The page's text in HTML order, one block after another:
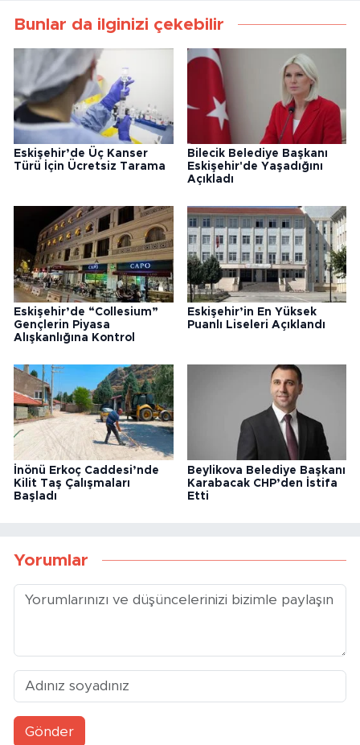
Bunlar da ilginizi çekebilir
Eskişehir’de Üç Kanser
Türü İçin Ücretsiz Tarama
Bilecik Belediye Başkanı
Eskişehir'de Yaşadığını
Açıkladı
Eskişehir’de “Collesium”
Gençlerin Piyasa
Alışkanlığına Kontrol
Eskişehir’in En Yüksek
Puanlı Liseleri Açıklandı
İnönü Erkoç Caddesi’nde
Kilit Taş Çalışmaları
Başladı
Beylikova Belediye Başkanı
Karabacak CHP’den İstifa
Etti
Yorumlar
Gönder